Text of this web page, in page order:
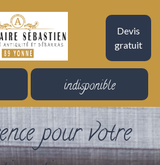
Devis
gratuit
indisponible
pour votre